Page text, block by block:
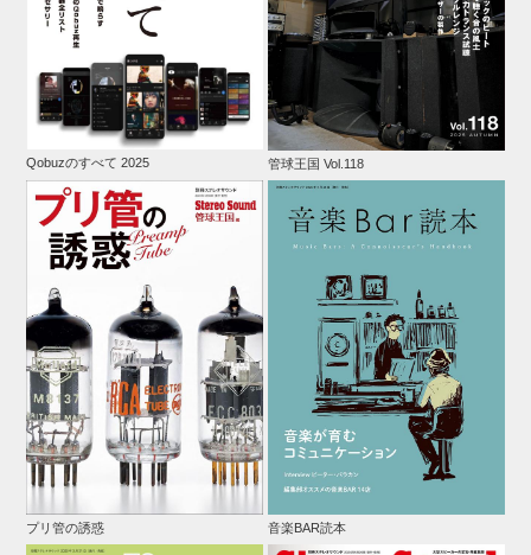
Qobuzのすべて 2025 管球王国 Vol.118
プリ管の誘惑 音楽BAR読本